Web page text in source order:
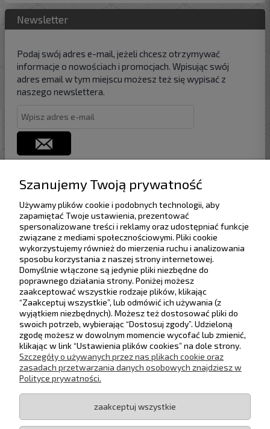
Newsletter
Podaj swój adres e-mail, jeżeli chcesz otrzymywać
informacje o nowościach i promocjach. Wpisując swój
adres email w tym miejscu możesz też się wypisać z
naszego newslettera.
Pomoc
Dostawa
Moje konto
Gwarancja i zwroty
O firmie
Śledź nas na
KOLORENO | ul. Krakowska 34/5, 32-051 Krzęcin | e-mail:
biuro@koloreno.pl| tel.: 790514222 | NIP: PL5512456639 | REGON:
Szanujemy Twoją prywatność
Używamy plików cookie i podobnych technologii, aby
zapamiętać Twoje ustawienia, prezentować
spersonalizowane treści i reklamy oraz udostępniać funkcje
związane z mediami społecznościowymi. Pliki cookie
wykorzystujemy również do mierzenia ruchu i analizowania
sposobu korzystania z naszej strony internetowej.
Domyślnie włączone są jedynie pliki niezbędne do
poprawnego działania strony. Poniżej możesz
zaakceptować wszystkie rodzaje plików, klikając
“Zaakceptuj wszystkie”, lub odmówić ich używania (z
wyjątkiem niezbędnych). Możesz też dostosować pliki do
swoich potrzeb, wybierając “Dostosuj zgody”. Udzieloną
zgodę możesz w dowolnym momencie wycofać lub zmienić,
klikając w link “Ustawienia plików cookies” na dole strony.
Szczegóły o używanych przez nas plikach cookie oraz
zasadach przetwarzania danych osobowych znajdziesz w
Polityce prywatności.
zaakceptuj wszystkie
Rabaty progowe Zwiń
Zwiększ wartość zamówienia, aby uzyskać
wyższy rabat.
Maksymalny rabat: 5%
500,00 zł 1%
3%